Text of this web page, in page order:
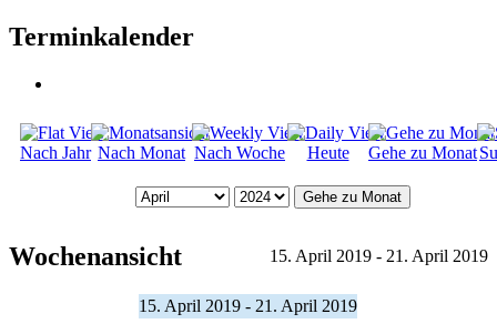
Terminkalender
Nach Jahr Nach Monat Nach Woche Heute Gehe zu Monat
Gehe zu Monat
Wochenansicht 15. April 2019 - 21. April 2019
15. April 2019 - 21. April 2019